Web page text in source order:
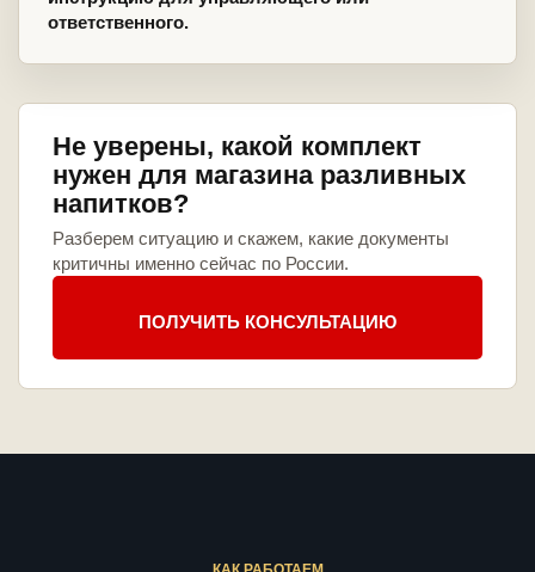
ответственного.
Не уверены, какой комплект
нужен для магазина разливных
напитков?
Разберем ситуацию и скажем, какие документы
критичны именно сейчас по России.
ПОЛУЧИТЬ КОНСУЛЬТАЦИЮ